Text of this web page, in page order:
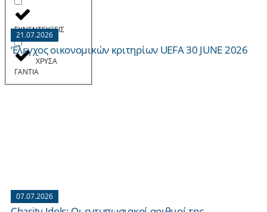
ΣΥΝΕΝΤΕΥΞΕΙΣ
ΧΡΥΣΑ
ΓΑΝΤΙΑ
21.07.2026
‘Ελεγχος οικονομικών κριτηρίων UEFA 30 JUNE 2026
07.07.2026